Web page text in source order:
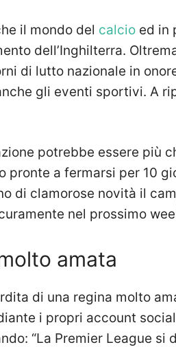
il mondo del calcio ed in
dell’Inghilterra.
di lutto nazionale in
gli eventi sportivi. A
potrebbe essere più
pronte a fermarsi per 10
di clamorose novità il
nel prossimo
amata
di una regina molto
i propri account
“La Premier League si